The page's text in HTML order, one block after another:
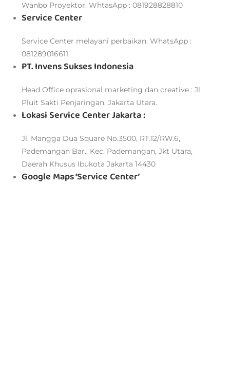
Wanbo Proyektor. WhtasApp : 081928828810
Service Center
Service Center melayani perbaikan. WhatsApp :
081289016611
PT. Invens Sukses Indonesia
Head Office oprasional marketing dan creative : Jl.
Pluit Sakti Penjaringan, Jakarta Utara.
Lokasi Service Center Jakarta :
Jl. Mangga Dua Square No.3500, RT.12/RW.6,
Pademangan Bar., Kec. Pademangan, Jkt Utara,
Daerah Khusus Ibukota Jakarta 14430
Google Maps ‘Service Center’